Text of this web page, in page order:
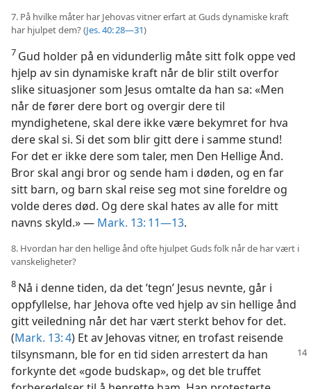
7. På hvilke måter har Jehovas vitner erfart at Guds dynamiske kraft
har hjulpet dem? (Jes. 40: 28—31)
7 Gud holder på en vidunderlig måte sitt folk oppe ved
hjelp av sin dynamiske kraft når de blir stilt overfor
slike situasjoner som Jesus omtalte da han sa: «Men
når de fører dere bort og overgir dere til
myndighetene, skal dere ikke være bekymret for hva
dere skal si. Si det som blir gitt dere i samme stund!
For det er ikke dere som taler, men Den Hellige Ånd.
Bror skal angi bror og sende ham i døden, og en far
sitt barn, og barn skal reise seg mot sine foreldre og
volde deres død. Og dere skal hates av alle for mitt
navns skyld.» — Mark. 13: 11—13.
8. Hvordan har den hellige ånd ofte hjulpet Guds folk når de har vært i
vanskeligheter?
8 Nå i denne tiden, da det ’tegn’ Jesus nevnte, går i
oppfyllelse, har Jehova ofte ved hjelp av sin hellige ånd
gitt veiledning når det har vært sterkt behov for det.
(Mark. 13: 4) Et av Jehovas vitner, en trofast reisende
tilsynsmann, ble for en tid siden arrestert da han
forkynte det «gode budskap», og det ble truffet